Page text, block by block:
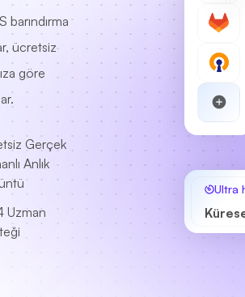
ücretsiz
göre
Gerçek
Anlık
Uzman
Ultra